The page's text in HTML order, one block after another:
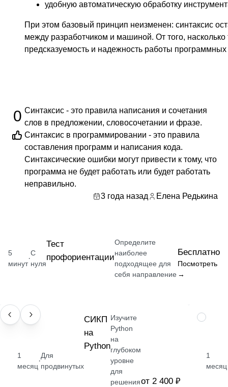
удобную автоматическую обработку
При этом базовый принцип неизменен: синтаксис
между разработчиком и машиной. От того, насколько
предсказуемость и надежность работы программных
0 Синтаксис - это правила написания и сочетания
слов в предложении, словосочетании и фразе.
Синтаксис в программировании - это правила
составления программ и написания кода.
Синтаксические ошибки могут привести к тому, что
программа не будет работать или будет работать
неправильно.
3 года назад
Елена Редькина
5
минут
·
С
нуля
Тест
профориентации
Определите
наиболее
подходящее для
себя направление
Бесплатно
Посмотреть
→
НАВЫК
1
месяц
·
Для
продвинутых
СИКП
на
Python
Изучите
Python
на
глубоком
уровне
для
решенияот 2 400 ₽
НАВЫК
1
месяц